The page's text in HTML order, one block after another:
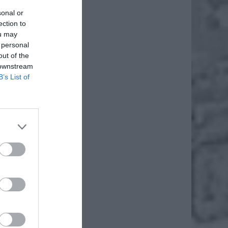
or
to
may
of the
List of
to,